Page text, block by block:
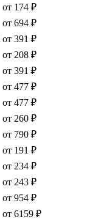
от 174 ₽
от 694 ₽
от 391 ₽
от 208 ₽
от 391 ₽
от 477 ₽
от 477 ₽
от 260 ₽
от 790 ₽
от 191 ₽
от 234 ₽
от 243 ₽
от 954 ₽
от 6159 ₽